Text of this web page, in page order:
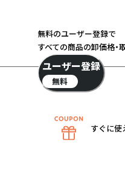
無料のユーザー登録で
すべての商品の卸価格・
ユーザー登録
無料
すぐに使